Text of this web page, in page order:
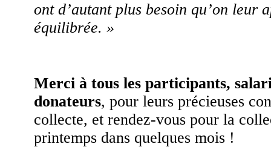
ont d’autant plus besoin qu’on leur
équilibrée. »
Merci à tous les participants,
donateurs, pour leurs précieuses
collecte, et rendez-vous pour la
printemps dans quelques mois !